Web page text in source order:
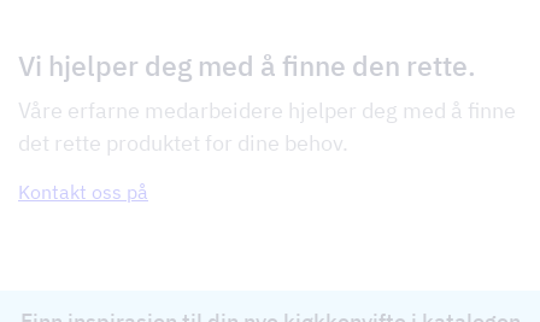
Vi hjelper deg med å finne den rette.
Våre erfarne medarbeidere hjelper deg med å finne
det rette produktet for dine behov.
Kontakt oss på